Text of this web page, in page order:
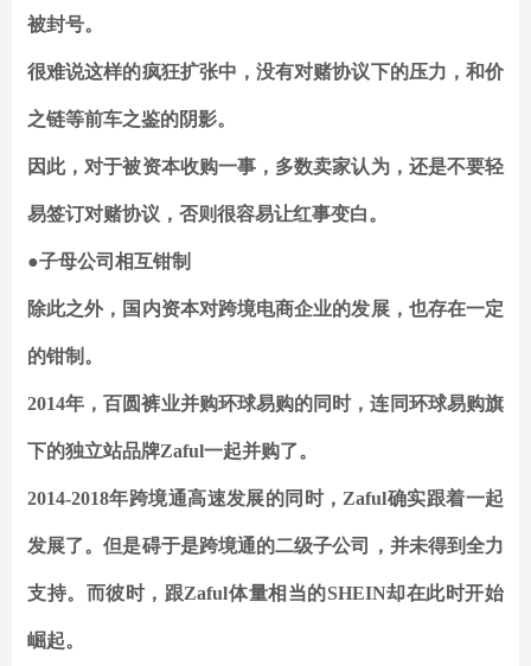
被封号。
很难说这样的疯狂扩张中，没有对赌协议下的压力，和价
之链等前车之鉴的阴影。
因此，对于被资本收购一事，多数卖家认为，还是不要轻
易签订对赌协议，否则很容易让红事变白。
●子母公司相互钳制
除此之外，国内资本对跨境电商企业的发展，也存在一定
的钳制。
2014年，百圆裤业并购环球易购的同时，连同环球易购旗
下的独立站品牌Zaful一起并购了。
2014-2018年跨境通高速发展的同时，Zaful确实跟着一起
发展了。但是碍于是跨境通的二级子公司，并未得到全力
支持。而彼时，跟Zaful体量相当的SHEIN却在此时开始
崛起。